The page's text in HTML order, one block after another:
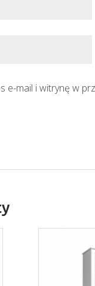
e-mail i witrynę w